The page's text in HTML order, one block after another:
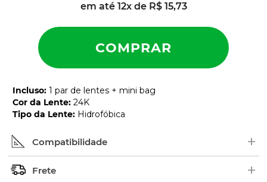
em até 12x de R$ 15,73
Incluso: 1 par de lentes + mini bag
Cor da Lente: 24K
Tipo da Lente: Hidrofóbica
Compatibilidade +
Procure pelo nome ou número de série (SKU) do
Frete +